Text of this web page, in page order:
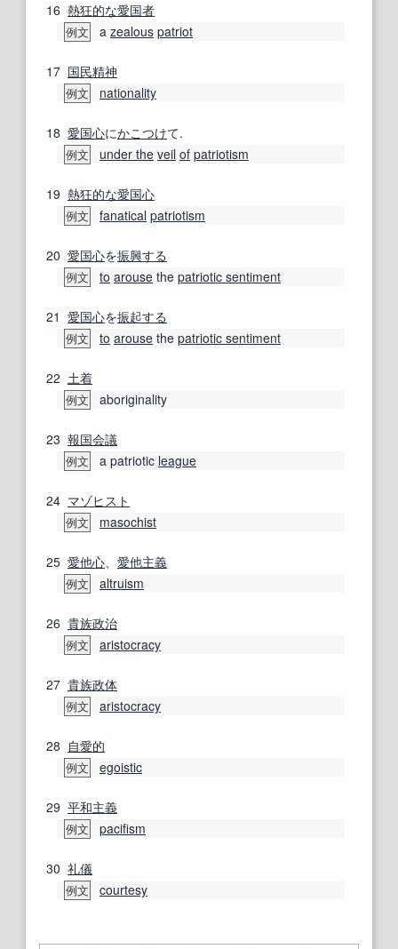
16 熱狂的な愛国者
例文 a zealous patriot
17 国民精神
例文 nationality
18 愛国心にかこつけて.
例文 under the veil of patriotism
19 熱狂的な愛国心
例文 fanatical patriotism
20 愛国心を振興する
例文 to arouse the patriotic sentiment
21 愛国心を振起する
例文 to arouse the patriotic sentiment
22 土着
例文 aboriginality
23 報国会議
例文 a patriotic league
24 マゾヒスト
例文 masochist
25 愛他心、 愛他主義
例文 altruism
26 貴族政治
例文 aristocracy
27 貴族政体
例文 aristocracy
28 自愛的
例文 egoistic
29 平和主義
例文 pacifism
30 礼儀
例文 courtesy